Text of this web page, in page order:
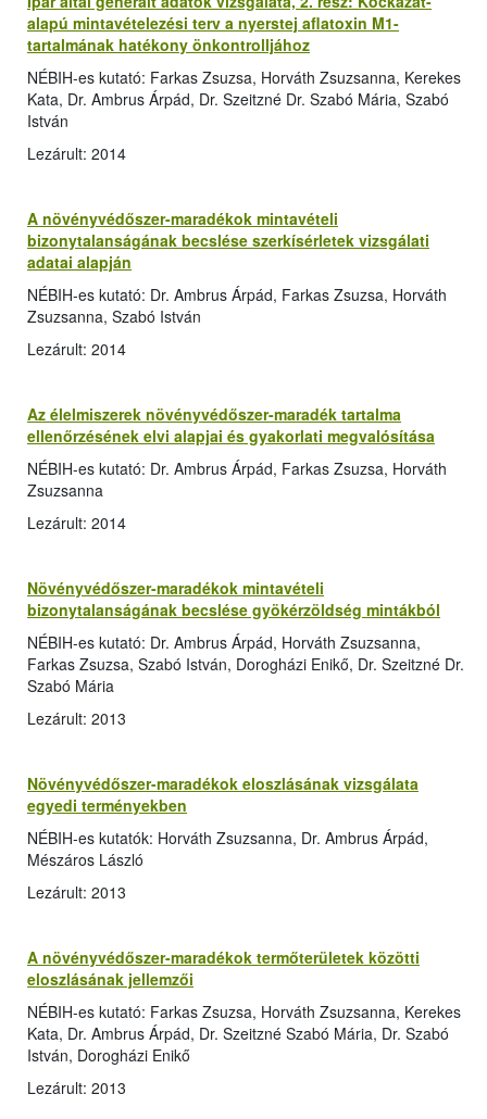
alapú mintavételezési terv a nyerstej aflatoxin M1-
tartalmának hatékony önkontrolljához
NÉBIH-es kutató: Farkas Zsuzsa, Horváth Zsuzsanna, Kerekes
Kata, Dr. Ambrus Árpád, Dr. Szeitzné Dr. Szabó Mária, Szabó
István
Lezárult: 2014
A növényvédőszer-maradékok mintavételi
bizonytalanságának becslése szerkísérletek vizsgálati
adatai alapján
NÉBIH-es kutató: Dr. Ambrus Árpád, Farkas Zsuzsa, Horváth
Zsuzsanna, Szabó István
Lezárult: 2014
Az élelmiszerek növényvédőszer-maradék tartalma
ellenőrzésének elvi alapjai és gyakorlati megvalósítása
NÉBIH-es kutató: Dr. Ambrus Árpád, Farkas Zsuzsa, Horváth
Zsuzsanna
Lezárult: 2014
Növényvédőszer-maradékok mintavételi
bizonytalanságának becslése gyökérzöldség mintákból
NÉBIH-es kutató: Dr. Ambrus Árpád, Horváth Zsuzsanna,
Farkas Zsuzsa, Szabó István, Dorogházi Enikő, Dr. Szeitzné Dr.
Szabó Mária
Lezárult: 2013
Növényvédőszer-maradékok eloszlásának vizsgálata
egyedi terményekben
NÉBIH-es kutatók: Horváth Zsuzsanna, Dr. Ambrus Árpád,
Mészáros László
Lezárult: 2013
A növényvédőszer-maradékok termőterületek közötti
eloszlásának jellemzői
NÉBIH-es kutató: Farkas Zsuzsa, Horváth Zsuzsanna, Kerekes
Kata, Dr. Ambrus Árpád, Dr. Szeitzné Szabó Mária, Dr. Szabó
István, Dorogházi Enikő
Lezárult: 2013